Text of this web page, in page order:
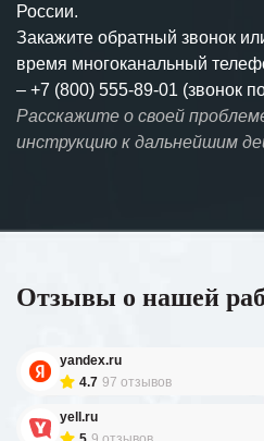
России.
Закажите обратный звонок
время многоканальный
– +7 (800) 555-89-01 (звонок
Расскажите о своей
инструкцию к дальнейшим
Отзывы о нашей
yandex.ru
4.7 97 отзывов
yell.ru